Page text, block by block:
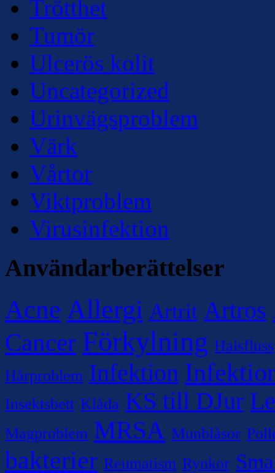
Trötthet
Tumör
Ulcerös kolit
Uncategorized
Urinvägsproblem
Värk
Vårtor
Viktproblem
Virusinfektion
Användarberättelser
Acne Allergi Artrit Artros
Cancer Förkylning Halsfluss
Hårproblem Infektion
Insektsbett Klåda KS till DJur
Magproblem MRSA Munblåsor
bakterier Reumatism Rynkor